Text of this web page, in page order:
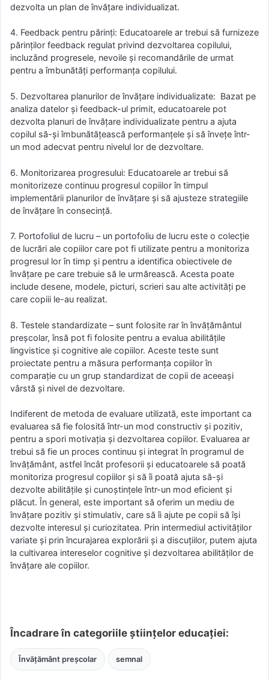
dezvolta un plan de învățare individualizat.
4. Feedback pentru părinți: Educatoarele ar trebui să furnizeze
părinților feedback regulat privind dezvoltarea copilului,
incluzând progresele, nevoile și recomandările de urmat
pentru a îmbunătăți performanța copilului.
5. Dezvoltarea planurilor de învățare individualizate: Bazat pe
analiza datelor și feedback-ul primit, educatoarele pot
dezvolta planuri de învățare individualizate pentru a ajuta
copilul să-și îmbunătățească performanțele și să învețe într-
un mod adecvat pentru nivelul lor de dezvoltare.
6. Monitorizarea progresului: Educatoarele ar trebui să
monitorizeze continuu progresul copiilor în timpul
implementării planurilor de învățare și să ajusteze strategiile
de învățare în consecință.
7. Portofoliul de lucru – un portofoliu de lucru este o colecție
de lucrări ale copiilor care pot fi utilizate pentru a monitoriza
progresul lor în timp și pentru a identifica obiectivele de
învățare pe care trebuie să le urmărească. Acesta poate
include desene, modele, picturi, scrieri sau alte activități pe
care copiii le-au realizat.
8. Testele standardizate – sunt folosite rar în învățământul
preșcolar, însă pot fi folosite pentru a evalua abilitățile
lingvistice și cognitive ale copiilor. Aceste teste sunt
proiectate pentru a măsura performanța copiilor în
comparație cu un grup standardizat de copii de aceeași
vârstă și nivel de dezvoltare.
Indiferent de metoda de evaluare utilizată, este important ca
evaluarea să fie folosită într-un mod constructiv și pozitiv,
pentru a spori motivația și dezvoltarea copiilor. Evaluarea ar
trebui să fie un proces continuu și integrat în programul de
învățământ, astfel încât profesorii și educatoarele să poată
monitoriza progresul copiilor și să îi poată ajuta să-și
dezvolte abilitățile și cunoștințele într-un mod eficient și
plăcut. În general, este important să oferim un mediu de
învățare pozitiv și stimulativ, care să îi ajute pe copii să își
dezvolte interesul și curiozitatea. Prin intermediul activităților
variate și prin încurajarea explorării și a discuțiilor, putem ajuta
la cultivarea intereselor cognitive și dezvoltarea abilităților de
învățare ale copiilor.
Încadrare în categoriile științelor educației:
Învățământ preșcolar semnal